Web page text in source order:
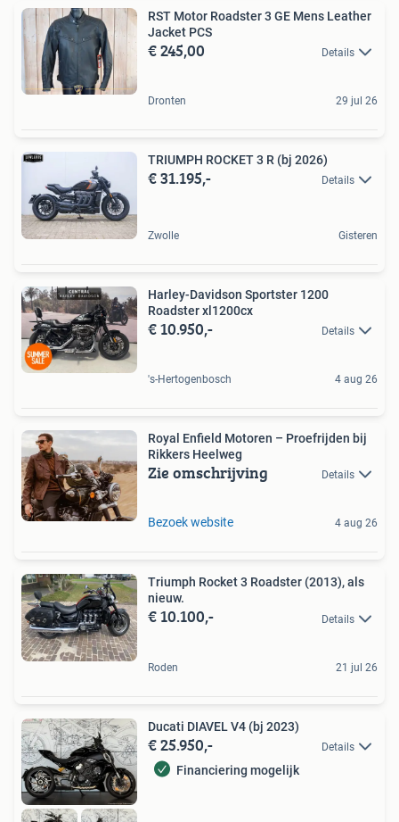
RST Motor Roadster 3 GE Mens Leather
Jacket PCS
€ 245,00 Details
Dronten 29 jul 26
TRIUMPH ROCKET 3 R (bj 2026)
€ 31.195,- Details
Zwolle Gisteren
Harley-Davidson Sportster 1200
Roadster xl1200cx
€ 10.950,- Details
's-Hertogenbosch 4 aug 26
Royal Enfield Motoren – Proefrijden bij
Rikkers Heelweg
Zie omschrijving Details
Bezoek website 4 aug 26
Triumph Rocket 3 Roadster (2013), als
nieuw.
€ 10.100,- Details
Roden 21 jul 26
Ducati DIAVEL V4 (bj 2023)
€ 25.950,- Details
Financiering mogelijk